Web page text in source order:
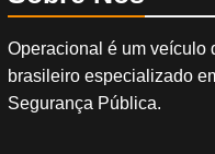
Operacional é um veículo
brasileiro especializado
Segurança Pública.